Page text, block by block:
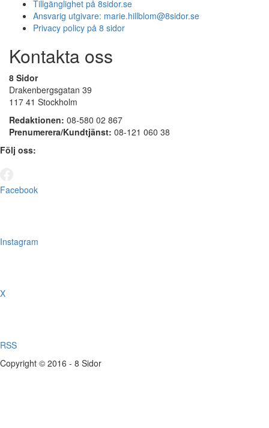
Tillgänglighet på 8sidor.se
Ansvarig utgivare: marie.hillblom@8sidor.se
Privacy policy på 8 sidor
Kontakta oss
8 Sidor
Drakenbergsgatan 39
117 41 Stockholm
Redaktionen: 08-580 02 867
Prenumerera/Kundtjänst: 08-121 060 38
Följ oss:
Facebook
Instagram
X
RSS
Copyright © 2016 - 8 Sidor